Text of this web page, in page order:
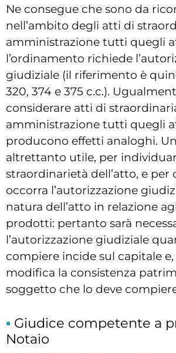
Ne consegue che sono da
nell’ambito degli atti di
amministrazione tutti quegli
l’ordinamento richiede
giudiziale (il riferimento è
320, 374 e 375 c.c.).
considerare atti di
amministrazione tutti quegli
producono effetti analoghi.
altrettanto utile, per
straordinarietà dell’atto, e per
occorra l’autorizzazione
natura dell’atto in relazione
prodotti: pertanto sarà
l’autorizzazione giudiziale
compiere incide sul capitale
modifica la consistenza
soggetto che lo deve
Giudice competente a
Notaio